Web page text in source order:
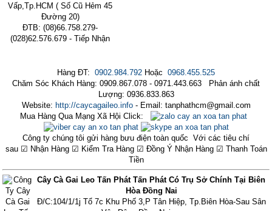
Vấp,Tp.HCM ( Số Cũ Hẻm 45
Đường 20)
ĐTB: (08)66.758.279-
(028)62.576.679 - Tiếp Nhận
Hàng ĐT: 0902.984.792 Hoặc 0968.455.525
Chăm Sóc Khách Hàng: 0909.867.078 - 0971.443.663 Phản ánh chất
Lượng: 0936.833.863
Website: http://caycagaileo.info- Email: tanphathcm@gmail.com
Mua Hàng Qua Mạng Xã Hội Click:
Công ty chúng tôi gửi hàng bưu điện toàn quốc Với các tiêu chí
sau ☑ Nhận Hàng ☑ Kiểm Tra Hàng ☑ Đồng Ý Nhận Hàng ☑ Thanh Toán
Tiền
Cây Cà Gai Leo Tấn Phát Tấn Phát Có Trụ Sở Chính Tại Biên
Hòa Đồng Nai
Đ/C:104/1/1j Tổ 7c Khu Phố 3,P Tân Hiệp, Tp.Biên Hòa-Sau Sân